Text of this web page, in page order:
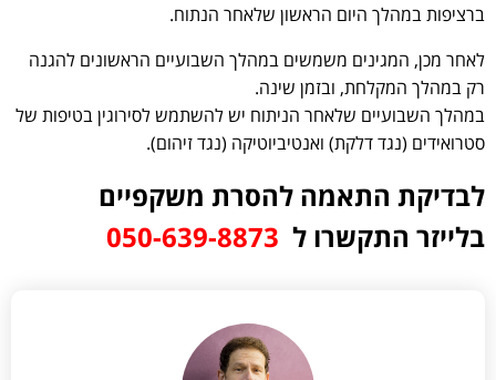
ברציפות במהלך היום הראשון שלאחר הנתוח.
לאחר מכן, המגינים משמשים במהלך השבועיים הראשונים להגנה
רק במהלך המקלחת, ובזמן שינה.
במהלך השבועיים שלאחר הניתוח יש להשתמש לסירוגין בטיפות של
סטרואידים (נגד דלקת) ואנטיביוטיקה (נגד זיהום).
לבדיקת התאמה להסרת משקפיים
בלייזר התקשרו ל 050-639-8873⁩